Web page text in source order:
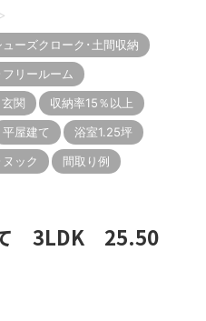
>
ューズクローク･土間収納
リールーム
関
収納率15％以上
平屋建て
浴室1.25坪
ック
間取り例
て 3LDK 25.50